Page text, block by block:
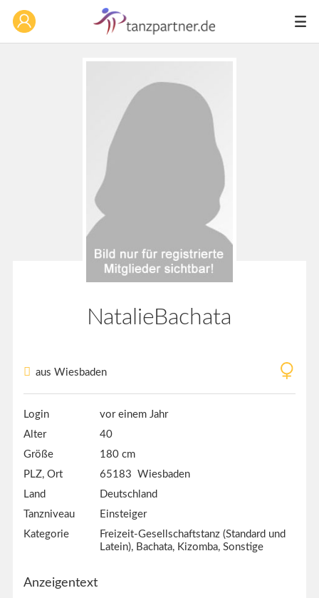
NatalieBachata
aus Wiesbaden
Login
vor einem Jahr
Alter
40
Größe
180 cm
PLZ, Ort
65183 Wiesbaden
Land
Deutschland
Tanzniveau
Einsteiger
Kategorie
Freizeit-Gesellschaftstanz (Standard und
Latein), Bachata, Kizomba, Sonstige
Anzeigentext